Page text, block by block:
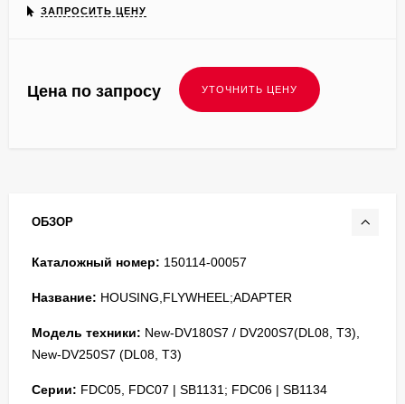
ЗАПРОСИТЬ ЦЕНУ
Цена по запросу
ОБЗОР
Каталожный номер: 150114-00057
Название: HOUSING,FLYWHEEL;ADAPTER
Модель техники: New-DV180S7 / DV200S7(DL08, T3),
New-DV250S7 (DL08, T3)
Серии: FDC05, FDC07 | SB1131; FDC06 | SB1134